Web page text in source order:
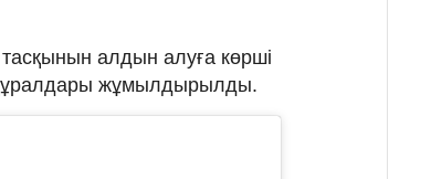
алдын алуға көрші
жұмылдырылды.